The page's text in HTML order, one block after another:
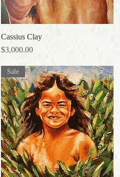
クイックビュー
Cassius Clay
価格
$3,000.00
Sale